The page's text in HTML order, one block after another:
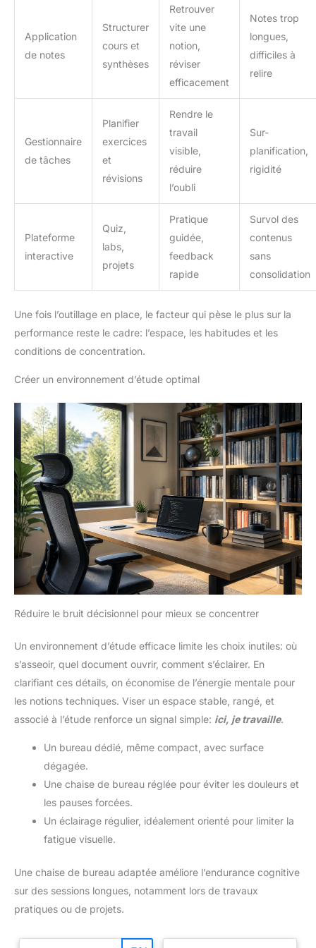
vous entoure.
Application
de notes
Structurer
cours et
synthèses
Retrouver
vite une
notion,
réviser
efficacement
Notes trop
longues,
difficiles à
relire
Gestionnaire
de tâches
Planifier
exercices
et
révisions
Rendre le
travail
visible,
réduire
l’oubli
Sur-
planification,
rigidité
Plateforme
interactive
Quiz,
labs,
projets
Pratique
guidée,
feedback
rapide
Survol des
contenus
sans
consolidation
Une fois l’outillage en place, le facteur qui pèse le plus sur la
performance reste le cadre: l’espace, les habitudes et les
conditions de concentration.
Créer un environnement d’étude optimal
Réduire le bruit décisionnel pour mieux se concentrer
Un environnement d’étude efficace limite les choix inutiles: où
s’asseoir, quel document ouvrir, comment s’éclairer. En
clarifiant ces détails, on économise de l’énergie mentale pour
les notions techniques. Viser un espace stable, rangé, et
associé à l’étude renforce un signal simple: ici, je travaille.
Un bureau dédié, même compact, avec surface
dégagée.
Une chaise de bureau réglée pour éviter les douleurs et
les pauses forcées.
Un éclairage régulier, idéalement orienté pour limiter la
fatigue visuelle.
Une chaise de bureau adaptée améliore l’endurance cognitive
sur des sessions longues, notamment lors de travaux
pratiques ou de projets.